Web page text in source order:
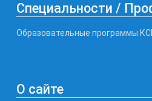
Специальности /
Образовательные программы
О сайте